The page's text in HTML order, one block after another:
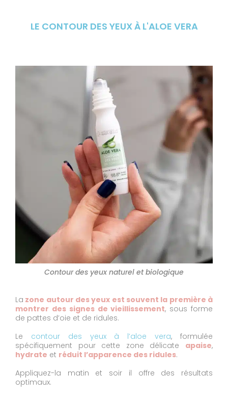
LE CONTOUR DES YEUX À L'ALOE VERA
La zone autour des yeux est souvent la première à
montrer des signes de vieillissement, sous forme
de pattes d’oie et de ridules.
Le contour des yeux à l’aloe vera, formulée
spécifiquement pour cette zone délicate apaise,
hydrate et réduit l’apparence des ridules.
Appliquez-la matin et soir il offre des résultats
optimaux.
Contour des yeux naturel et biologique